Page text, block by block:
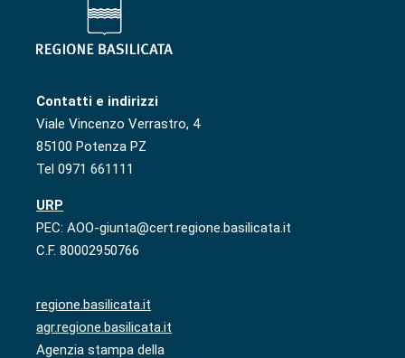
Contatti e indirizzi
Viale Vincenzo Verrastro, 4
85100 Potenza PZ
Tel 0971 661111
URP
PEC: AOO-giunta@cert.regione.basilicata.it
C.F. 80002950766
regione.basilicata.it
agr.regione.basilicata.it
Agenzia stampa della